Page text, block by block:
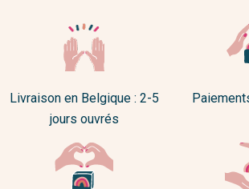
Livraison en Belgique : 2-5
jours ouvrés